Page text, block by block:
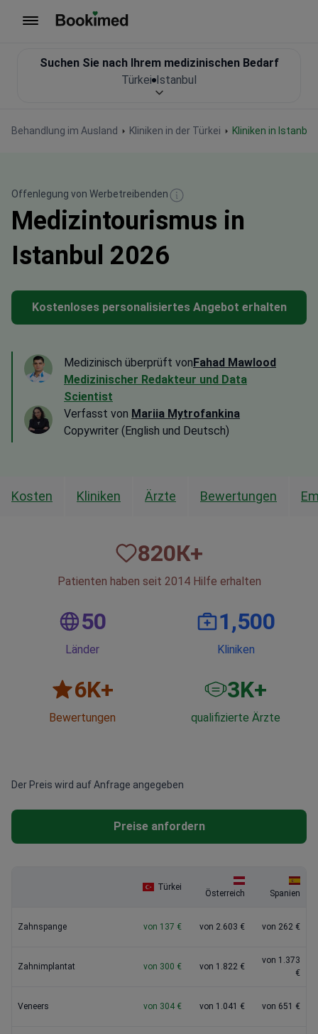
Behandlung im Ausland Kliniken in der Türkei Kliniken in Istanbul
Suchen Sie nach Ihrem medizinischen Bedarf
Türkei Istanbul
Offenlegung von Werbetreibenden
Medizintourismus in
Istanbul 2026
Kostenloses personalisiertes Angebot erhalten
Medizinisch überprüft vonFahad Mawlood
Medizinischer Redakteur und Data
Scientist
Verfasst von Mariia Mytrofankina
Copywriter (English und Deutsch)
Kosten Kliniken Ärzte Bewertungen
820К+
Patienten haben seit 2014 Hilfe erhalten
50
Länder
1,500
Kliniken
6K+
Bewertungen
3K+
qualifizierte Ärzte
Der Preis wird auf Anfrage angegeben
Preise anfordern
Türkei
Österreich Spanien
Zahnspange von 137 € von 2.603 € von 262 €
Zahnimplantat von 300 € von 1.822 €
von 1.373
€
Veneers von 304 € von 1.041 € von 651 €